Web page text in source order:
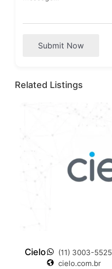
Submit Now
Related Listings
Cielo
(11) 3003-5525
cielo.com.br